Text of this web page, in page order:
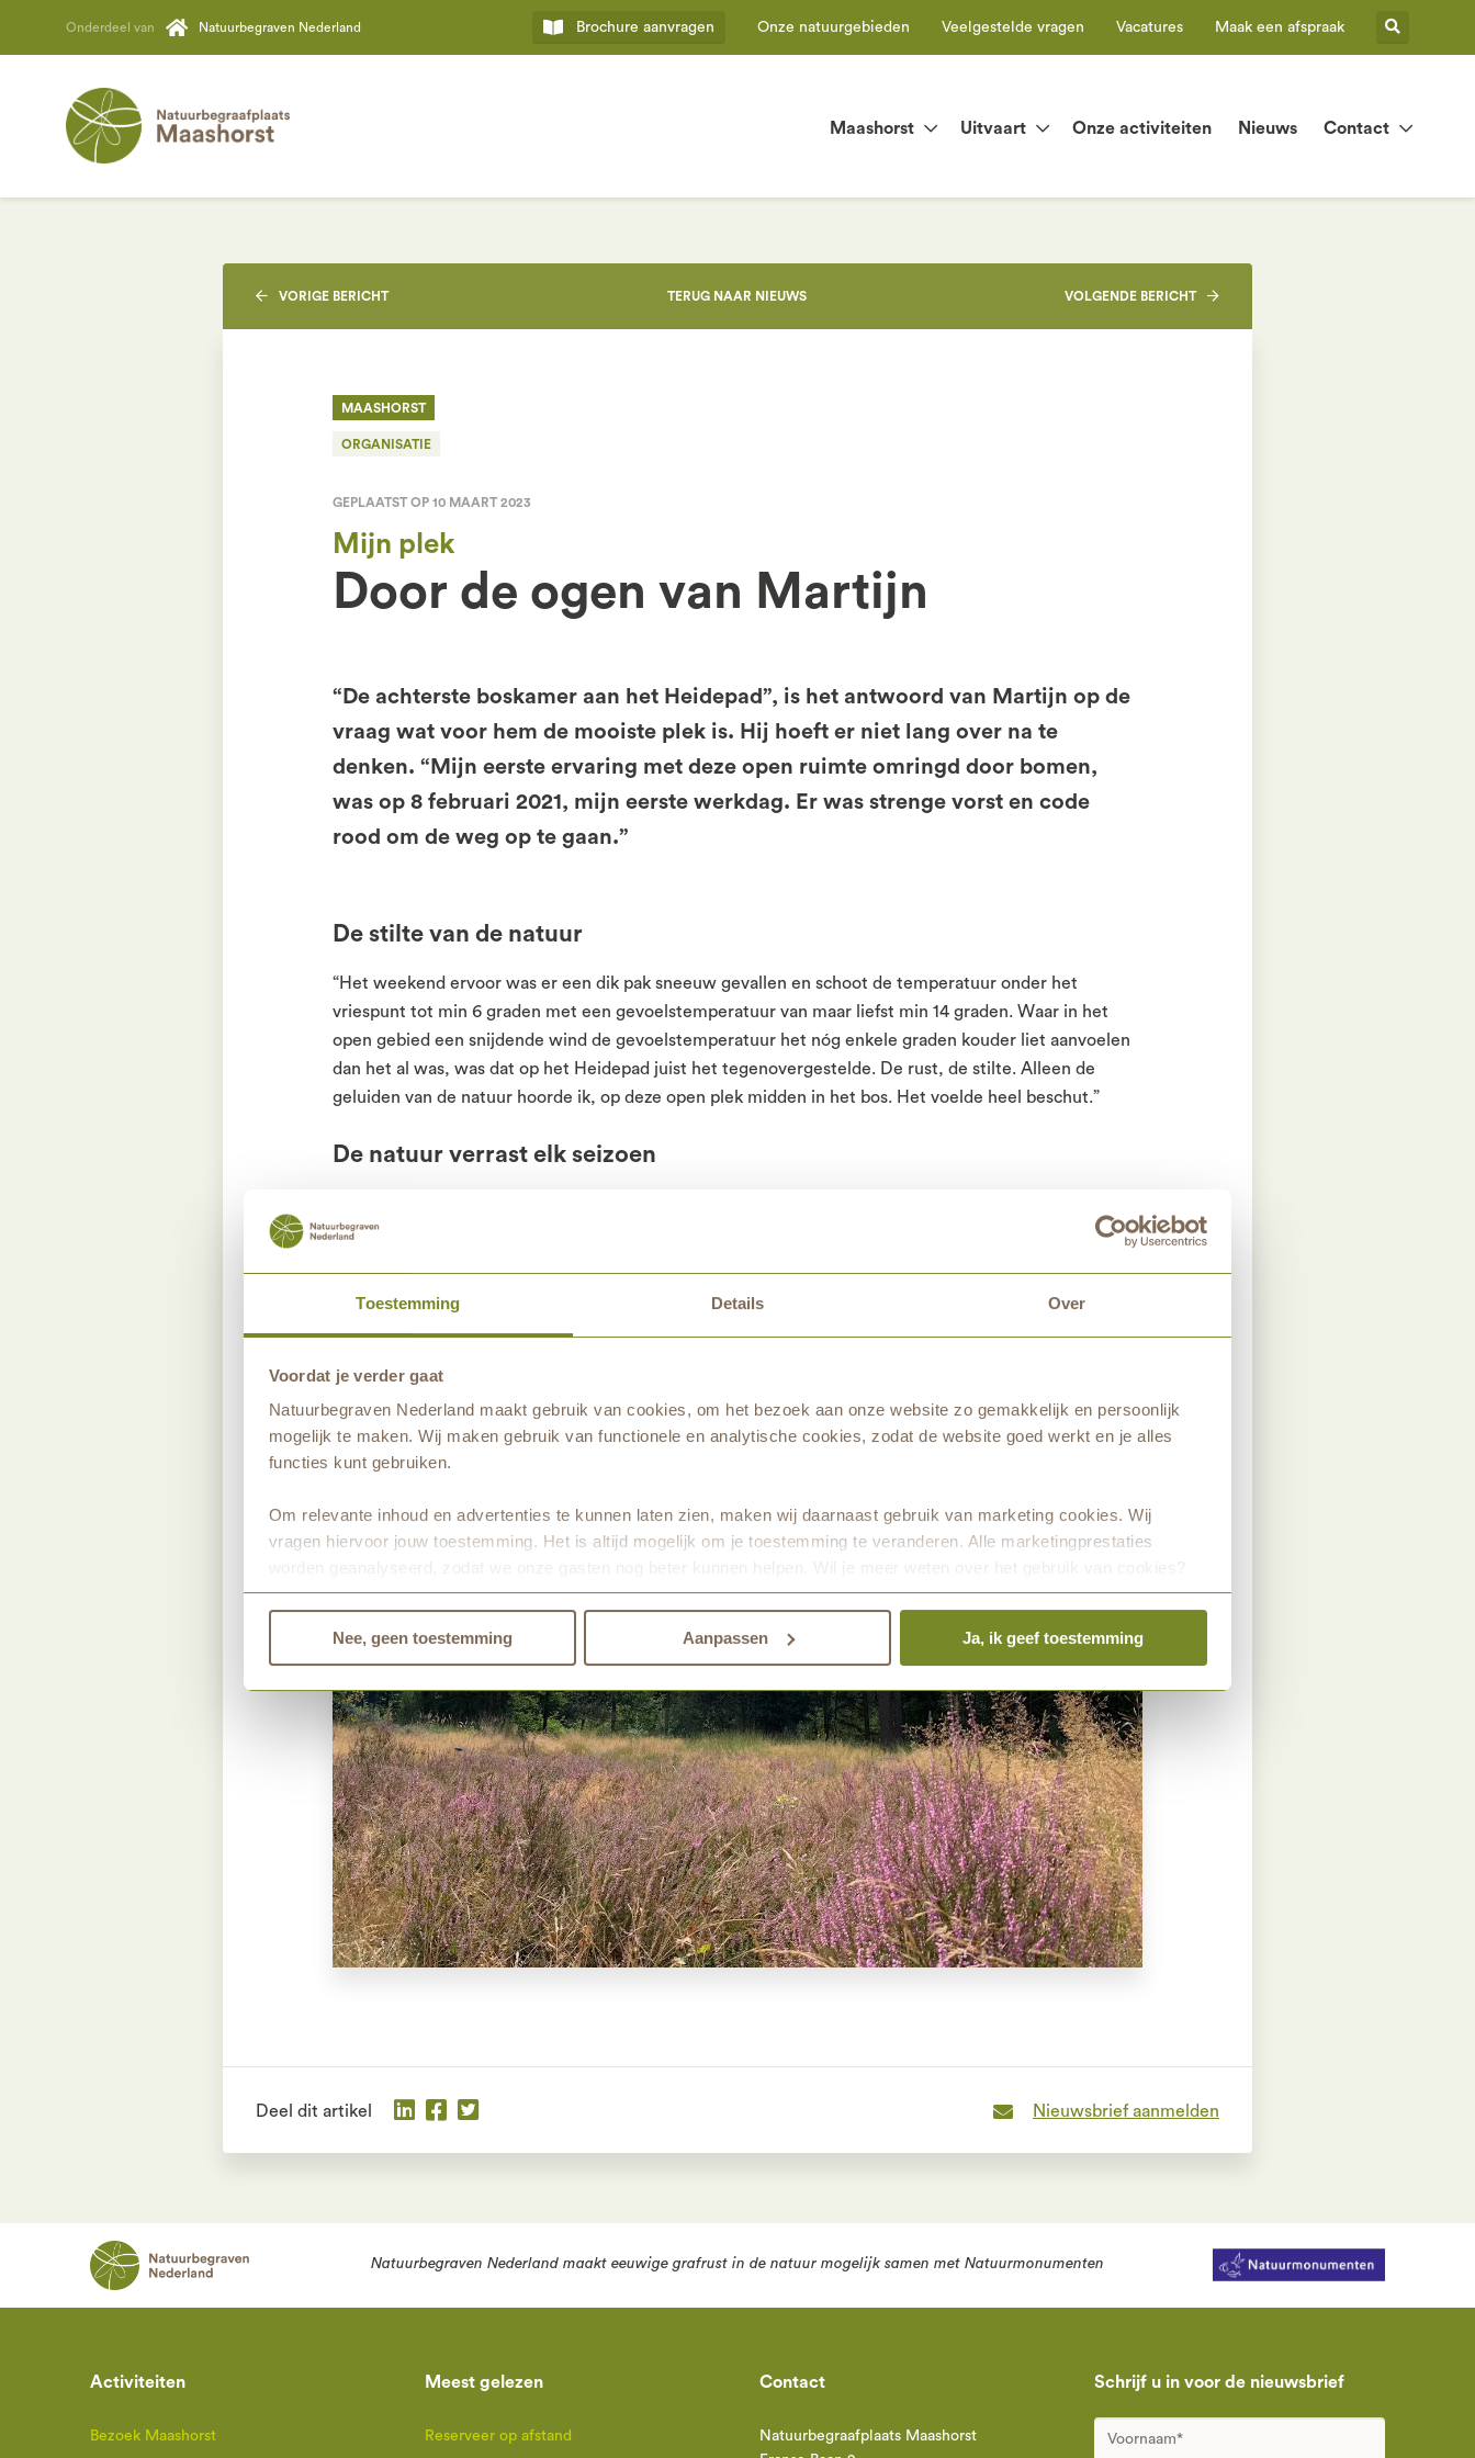
Toestemming Details Over
Voordat je verder gaat
Natuurbegraven Nederland maakt gebruik van cookies, om het bezoek aan onze website zo gemakkelijk en persoonlijk
mogelijk te maken. Wij maken gebruik van functionele en analytische cookies, zodat de website goed werkt en je alles
functies kunt gebruiken.
Om relevante inhoud en advertenties te kunnen laten zien, maken wij daarnaast gebruik van marketing cookies. Wij
vragen hiervoor jouw toestemming. Het is altijd mogelijk om je toestemming te veranderen. Alle marketingprestaties
worden geanalyseerd, zodat we onze gasten nog beter kunnen helpen. Wil je meer weten over het gebruik van cookies?
Bekijk dan de andere tabbladen.
Nee, geen toestemming Aanpassen Ja, ik geef toestemming
Maashorst Uitvaart Onze activiteiten Nieuws Contact
Onderdeel van Natuurbegraven Nederland Brochure aanvragen Onze natuurgebieden Veelgestelde vragen Vacatures Maak een afspraak
VORIGE BERICHT TERUG NAAR NIEUWS VOLGENDEBERICHT
MAASHORST
ORGANISATIE
GEPLAATST OP 10 MAART 2023
Mijn plek
Door de ogen van Martijn
“De achterste boskamer aan het Heidepad”, is het antwoord van Martijn op de
vraag wat voor hem de mooiste plek is. Hij hoeft er niet lang over na te
denken. “Mijn eerste ervaring met deze open ruimte omringd door bomen,
was op 8 februari 2021, mijn eerste werkdag. Er was strenge vorst en code
rood om de weg op te gaan.”
De stilte van de natuur
“Het weekend ervoor was er een dik pak sneeuw gevallen en schoot de temperatuur onder het
vriespunt tot min 6 graden met een gevoelstemperatuur van maar liefst min 14 graden. Waar in het
open gebied een snijdende wind de gevoelstemperatuur het nóg enkele graden kouder liet aanvoelen
dan het al was, was dat op het Heidepad juist het tegenovergestelde. De rust, de stilte. Alleen de
geluiden van de natuur hoorde ik, op deze open plek midden in het bos. Het voelde heel beschut.”
De natuur verrast elk seizoen
in gezelschap. Het maakt niet uit in welk seizoen. Elk seizoen heeft haar eigen mooie eigenschappen. In
paarse heidevelden. Een groot contrast met de verstilling in de winter. Anders, maar net zo mooi.”
Deel dit artikel Nieuwsbrief aanmelden
Natuurbegraven Nederland maakt eeuwige grafrust in de natuur mogelijk samen met Natuurmonumenten
Activiteiten
Bezoek Maashorst
Meest gelezen
Reserveer op afstand
Contact
Natuurbegraafplaats Maashorst
Schrijf u in voor de nieuwsbrief